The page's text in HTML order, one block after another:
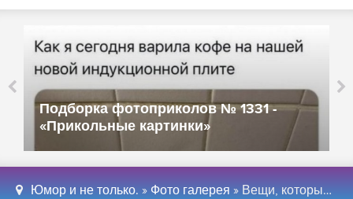
Подборка фотоприколов № 1331 -
«Прикольные картинки»
Юмор и не только. » Фото галерея » Вещи, которые делают богатые люди, а нам не помешало бы повторить за ними